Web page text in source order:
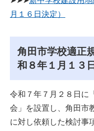
月１６日決定）
角田市学校適正
和８年１月１３
令和７年７月２８日に
会」を設置し、角田市
に対し依頼した検討事